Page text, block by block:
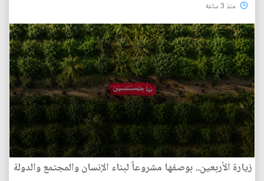
منذ 3 ساعة
زيارة الأربعين.. بوصفها مشروعاً لبناء الإنسان والمجتمع والدولة